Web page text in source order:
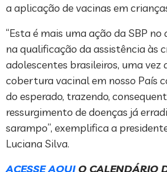
a aplicação de vacinas em
“Esta é mais uma ação da SBP
na qualificação da assistência às
adolescentes brasileiros, uma vez
cobertura vacinal em nosso País
do esperado, trazendo,
ressurgimento de doenças já
sarampo”, exemplifica a
Luciana Silva.
ACESSE AQUIO CALENDÁRIO